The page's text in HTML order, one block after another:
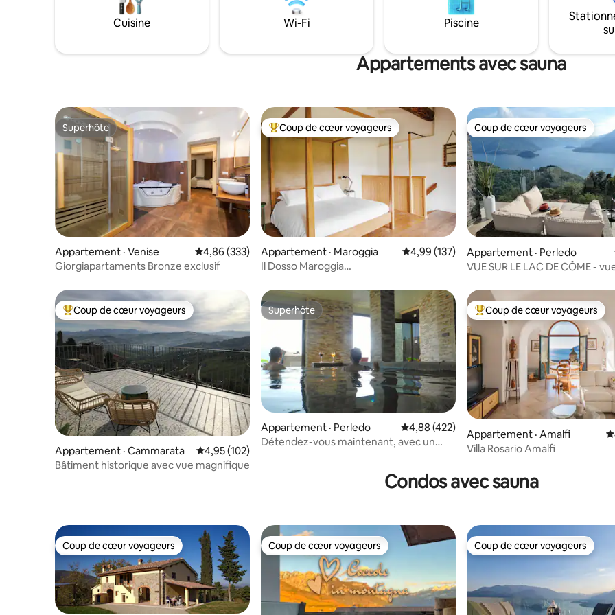
Cuisine Wi-Fi Piscine
Appartements avec sauna
Superhôte
Superhôte
Appartement · Venise Note moyenne de 4,86 sur 5, 333 commentaires
4,86 (333)
Giorgiapartaments Bronze exclusif
Coup de cœur voyageurs parmi les plus aimés
Coup de cœur voyageurs
Appartement · Maroggia Note moyenne de 4,99 sur 5, 137
4,99 (137)
Il Dosso Maroggia
Coup de cœur voyageurs
Coup de cœur voyageurs
Appartement · Perledo
VUE SUR LE LAC DE CÔME -
Coup de cœur voyageurs parmi les plus aimés
Coup de cœur voyageurs
Appartement · Cammarata Note moyenne de 4,95 sur 5, 102 commentaires
4,95 (102)
Bâtiment historique avec vue magnifique
Superhôte
Superhôte
Appartement · Perledo Note moyenne de 4,88 sur 5, 422
4,88 (422)
Détendez-vous maintenant, avec un
Coup de cœur voyageurs
Coup de cœur voyageurs
Appartement · Amalfi
Villa Rosario Amalfi
Condos avec sauna
Coup de cœur voyageurs
Coup de cœur voyageurs Coup de cœur voyageurs
Coup de cœur voyageurs Coup de cœur voyageurs
Coup de cœur voyageurs